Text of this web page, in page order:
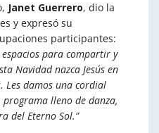
Janet Guerrero, dio la
y expresó su
participantes:
para compartir y
Navidad nazca Jesús en
Les damos una cordial
lleno de danza,
del Eterno Sol.”